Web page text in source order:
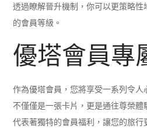
透過瞭解晉升機制，你可以更策略
的會員等級。
優塔會員專
作為優塔會員，您將享受一系列令
不僅僅是一張卡片，更是通往尊榮
代表著獨特的會員福利，讓您的旅行